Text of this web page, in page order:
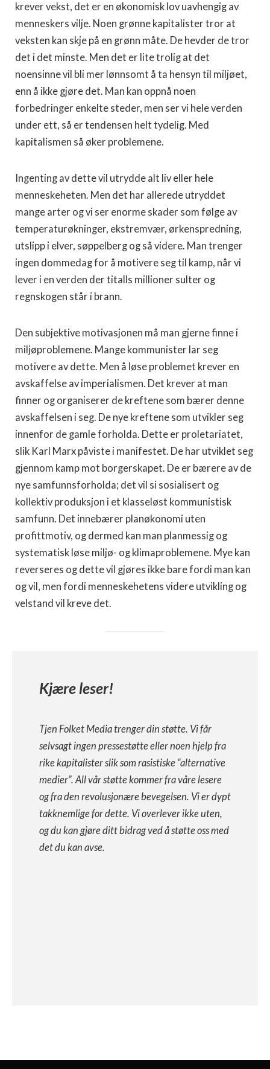
krever vekst, det er en økonomisk lov uavhengig av
menneskers vilje. Noen grønne kapitalister tror at
veksten kan skje på en grønn måte. De hevder de tror
det i det minste. Men det er lite trolig at det
noensinne vil bli mer lønnsomt å ta hensyn til miljøet,
enn å ikke gjøre det. Man kan oppnå noen
forbedringer enkelte steder, men ser vi hele verden
under ett, så er tendensen helt tydelig. Med
kapitalismen så øker problemene.
Ingenting av dette vil utrydde alt liv eller hele
menneskeheten. Men det har allerede utryddet
mange arter og vi ser enorme skader som følge av
temperaturøkninger, ekstremvær, ørkenspredning,
utslipp i elver, søppelberg og så videre. Man trenger
ingen dommedag for å motivere seg til kamp, når vi
lever i en verden der titalls millioner sulter og
regnskogen står i brann.
Den subjektive motivasjonen må man gjerne finne i
miljøproblemene. Mange kommunister lar seg
motivere av dette. Men å løse problemet krever en
avskaffelse av imperialismen. Det krever at man
finner og organiserer de kreftene som bærer denne
avskaffelsen i seg. De nye kreftene som utvikler seg
innenfor de gamle forholda. Dette er proletariatet,
slik Karl Marx påviste i manifestet. De har utviklet seg
gjennom kamp mot borgerskapet. De er bærere av de
nye samfunnsforholda; det vil si sosialisert og
kollektiv produksjon i et klasseløst kommunistisk
samfunn. Det innebærer planøkonomi uten
profittmotiv, og dermed kan man planmessig og
systematisk løse miljø- og klimaproblemene. Mye kan
reverseres og dette vil gjøres ikke bare fordi man kan
og vil, men fordi menneskehetens videre utvikling og
velstand vil kreve det.
Kjære leser!
Tjen Folket Media trenger din støtte. Vi får
selvsagt ingen pressestøtte eller noen hjelp fra
rike kapitalister slik som rasistiske “alternative
medier”. All vår støtte kommer fra våre lesere
og fra den revolusjonære bevegelsen. Vi er dypt
takknemlige for dette. Vi overlever ikke uten,
og du kan gjøre ditt bidrag ved å støtte oss med
det du kan avse.